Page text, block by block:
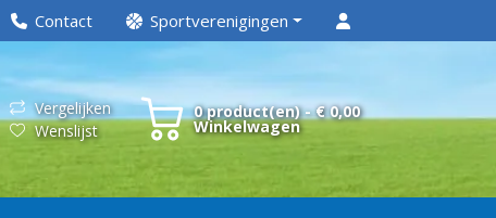
Contact Sportverenigingen
Vergelijken
Wenslijst
Winkelwagen
0 product(en) - € 0,00